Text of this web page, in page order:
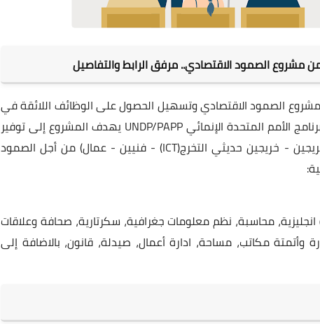
الصمود الاقتصادي وتسهيل الحصول على الوظائف اللائقة في
قطاع غزة" والممول من قبل الحكومة النرويجية من خلال برنامج الأمم المتحدة الإنمائي UNDP/PAPP يهدف المشروع إلى توفير
102 فرصة تشغيل مؤقت لعدد من الباحثين عن العمل (خريجين - خريجين حديثي التخرج(ICT) - فنيين - عمال) من أجل الصمود
محاسبة، نظم معلومات جغرافية، سكرتارية، صحافة وعلاقات
مكاتب، مساحة، ادارة أعمال، صيدلة، قانون، بالاضافة إلى